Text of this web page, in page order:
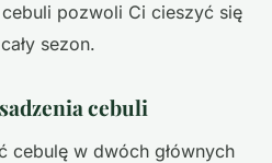
pozwoli Ci cieszyć się
sezon.
cebuli
cebulę w dwóch głównych